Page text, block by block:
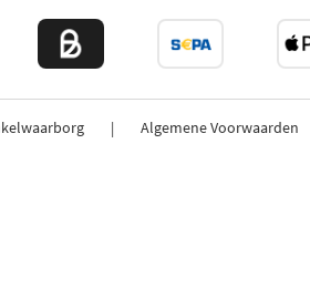
Algemene Voorwaarden